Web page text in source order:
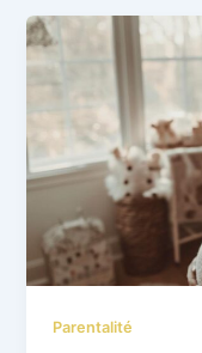
Parentalité